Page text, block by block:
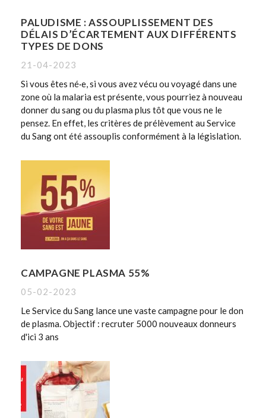
PALUDISME : ASSOUPLISSEMENT DES
DÉLAIS D’ÉCARTEMENT AUX DIFFÉRENTS
TYPES DE DONS
21-04-2023
Si vous êtes né·e, si vous avez vécu ou voyagé dans une
zone où la malaria est présente, vous pourriez à nouveau
donner du sang ou du plasma plus tôt que vous ne le
pensez. En effet, les critères de prélèvement au Service
du Sang ont été assouplis conformément à la législation.
CAMPAGNE PLASMA 55%
05-02-2023
Le Service du Sang lance une vaste campagne pour le don
de plasma. Objectif : recruter 5000 nouveaux donneurs
d'ici 3 ans